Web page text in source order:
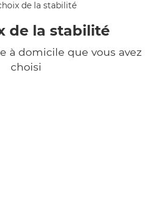
de la stabilité
à domicile que vous avez
choisi